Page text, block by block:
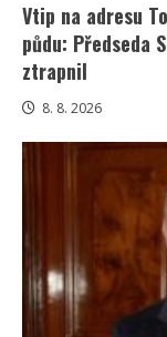
Vtip na adresu
půdu: Předseda
ztrapnil
8. 8. 2026